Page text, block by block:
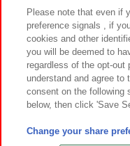
カスタマーハラスメント対
©Bandai
Please note that even if
preference signals , if
cookies and other
you will be deemed to
regardless of the opt-
understand and agree to
consent on the following
below, then click 'Save
Change your share